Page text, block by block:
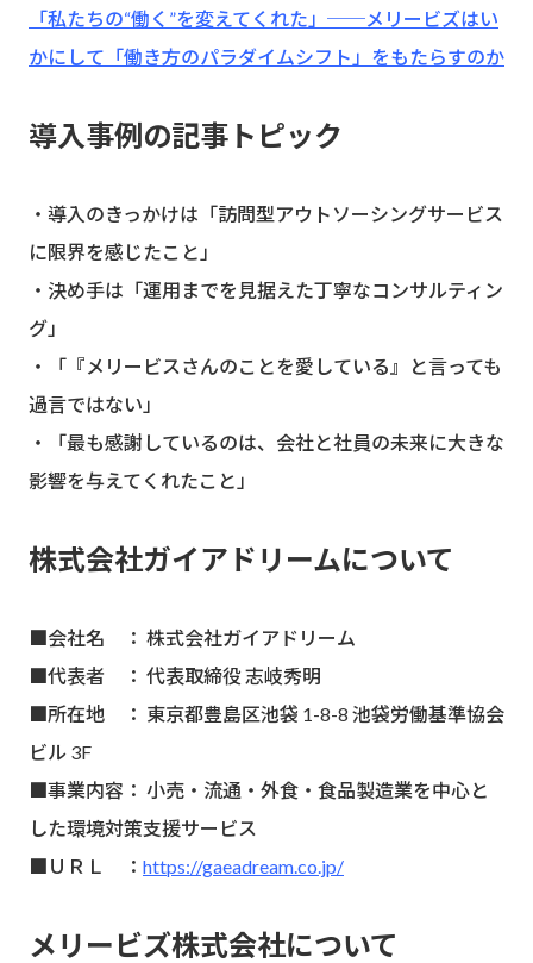
「私たちの“働く”を変えてくれた」──メリービズはい
かにして「働き方のパラダイムシフト」をもたらすのか
導入事例の記事トピック
・導入のきっかけは「訪問型アウトソーシングサービス
に限界を感じたこと」
・決め手は「運用までを見据えた丁寧なコンサルティン
グ」
・「『メリービスさんのことを愛している』と言っても
過言ではない」
・「最も感謝しているのは、会社と社員の未来に大きな
影響を与えてくれたこと」
株式会社ガイアドリームについて
■会社名 ： 株式会社ガイアドリーム
■代表者 ： 代表取締役 志岐秀明
■所在地 ： 東京都豊島区池袋 1-8-8 池袋労働基準協会
ビル 3F
■事業内容： 小売・流通・外食・食品製造業を中心と
した環境対策支援サービス
■ＵＲＬ ： https://gaeadream.co.jp/
メリービズ株式会社について